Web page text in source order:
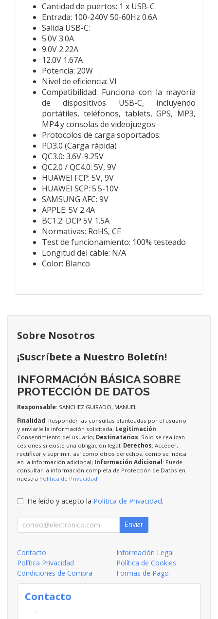
Cantidad de puertos: 1 x USB-C
Entrada: 100-240V 50-60Hz 0.6A
Salida USB-C:
5.0V 3.0A
9.0V 2.22A
12.0V 1.67A
Potencia: 20W
Nivel de eficiencia: VI
Compatibilidad: Funciona con la mayoría
de dispositivos USB-C, incluyendo
portátiles, teléfonos, tablets, GPS, MP3,
MP4 y consolas de videojuegos
Protocolos de carga soportados:
PD3.0 (Carga rápida)
QC3.0: 3.6V-9.25V
QC2.0 / QC4.0: 5V, 9V
HUAWEI FCP: 5V, 9V
HUAWEI SCP: 5.5-10V
SAMSUNG AFC: 9V
APPLE: 5V 2.4A
BC1.2: DCP 5V 1.5A
Normativas: RoHS, CE
Test de funcionamiento: 100% testeado
Longitud del cable: N/A
Color: Blanco
Sobre Nosotros
¡Suscríbete a Nuestro Boletín!
INFORMACIÓN BÁSICA SOBRE
PROTECCIÓN DE DATOS
Responsable: SANCHEZ GUIRADO, MANUEL
Finalidad: Responder las consultas planteadas por el usuario
y enviarle la información solicitada; Legitimación:
Consentimiento del usuario; Destinatarios: Solo se realizan
cesiones si existe una obligación legal; Derechos: Acceder,
rectificar y suprimir, así como otros derechos, como se indica
en la información adicional; Información Adicional: Puede
consultar la información completa de Protección de Datos en
nuestra Política de Privacidad
He leído y acepto la Política de Privacidad.
Enviar
Contacto
Información Legal
Política Privacidad
Política de Cookies
Condiciones de Compra
Formas de Pago
Contacto
-